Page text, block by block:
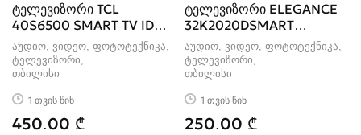
ტელევიზორი TCL
40S6500 SMART TV ID
:223244-IV
აუდიო, ვიდეო, ფოტოტექნიკა,
ტელევიზორი
თბილისი
1 თვის წინ
450.00 ₾
ტელევიზორი ELEGANCE
32K2020DSMART
ID:282184-IV
აუდიო, ვიდეო, ფოტოტექნიკა,
ტელევიზორი
თბილისი
1 თვის წინ
250.00 ₾